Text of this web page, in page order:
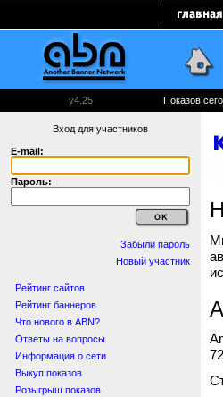
v4.25 Показов
Вход для участников
E-mail:
Пароль:
Забыли пароль
Новый участник
Рейтинг сайтов
Рейтинг баннеров
Что нового в ABN?
Ответы на вопросы
Информация о сети
Выкуп показов
Розыгрыш показов